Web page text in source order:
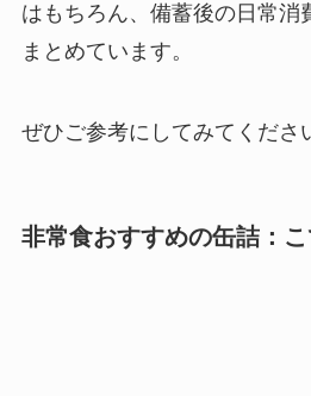
はもちろん、備蓄後の日常消
まとめています。
ぜひご参考にしてみてくださ
非常食おすすめの缶詰：